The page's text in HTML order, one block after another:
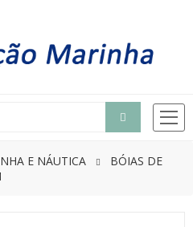
E NÁUTICA
BÓIAS DE